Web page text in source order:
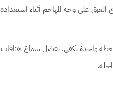
على وجه المهاجم أثناء
واحدة تكفي. تفضل سماع هتافات